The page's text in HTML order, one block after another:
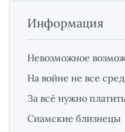
Информация
Невозможное
На войне не все
За всё нужно платить
Сиамские близнецы